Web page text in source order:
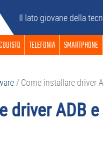
Il lato giovane della
TELEFONIA SMARTPHONE
/ Come installare driver
driver ADB